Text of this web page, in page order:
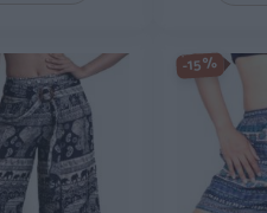
-15%